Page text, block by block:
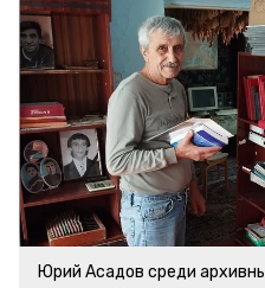
Юрий Асадов среди